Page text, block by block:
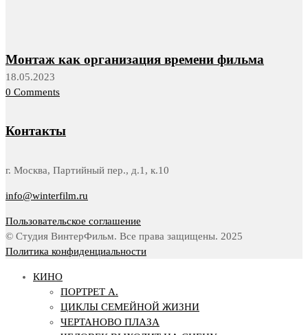
Монтаж как организация времени фильма
18.05.2023
0 Comments
Контакты
г. Москва, Партийный пер., д.1, к.10
info@winterfilm.ru
Пользовательское соглашение
© Студия ВинтерФильм. Все права защищены. 2025
Политика конфиденциальности
КИНО
ПОРТРЕТ А.
ЦИКЛЫ СЕМЕЙНОЙ ЖИЗНИ
ЧЕРТАНОВО ПЛАЗА